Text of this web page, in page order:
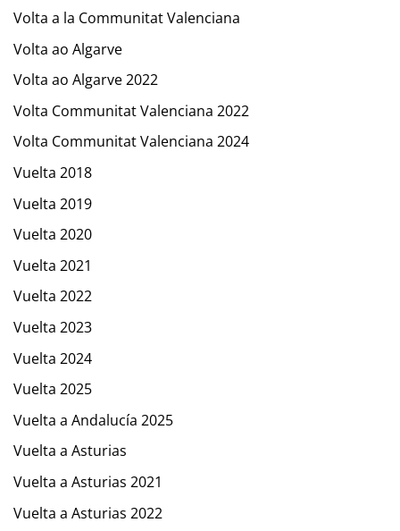
Volta a la Communitat Valenciana
Volta ao Algarve
Volta ao Algarve 2022
Volta Communitat Valenciana 2022
Volta Communitat Valenciana 2024
Vuelta 2018
Vuelta 2019
Vuelta 2020
Vuelta 2021
Vuelta 2022
Vuelta 2023
Vuelta 2024
Vuelta 2025
Vuelta a Andalucía 2025
Vuelta a Asturias
Vuelta a Asturias 2021
Vuelta a Asturias 2022